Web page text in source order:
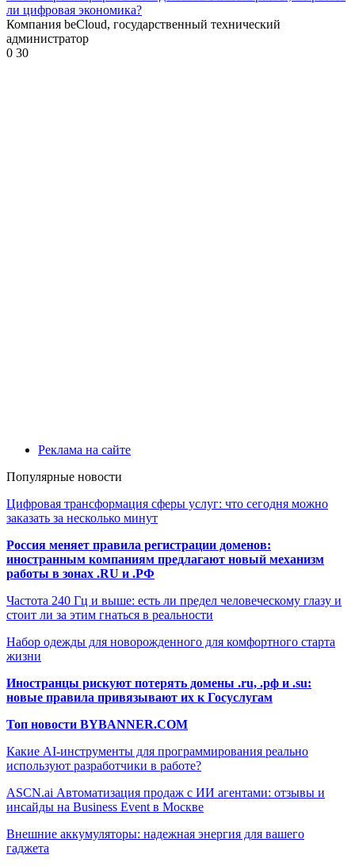
ли цифровая экономика?
Компания beCloud, государственный технический
администратор
0 30
Реклама на сайте
Популярные новости
Цифровая трансформация сферы услуг: что сегодня можно
заказать за несколько минут
Россия меняет правила регистрации доменов:
иностранным компаниям предлагают новый механизм
работы в зонах .RU и .РФ
Частота 240 Гц и выше: есть ли предел человеческому глазу и
стоит ли за этим гнаться в реальности
Набор одежды для новорожденного для комфортного старта
жизни
Иностранцы рискуют потерять домены .ru, .рф и .su:
новые правила привязывают их к Госуслугам
Топ новости BYBANNER.COM
Какие AI-инструменты для программирования реально
используют разработчики в работе?
ASCN.ai Автоматизация продаж с ИИ агентами: отзывы и
инсайды на Business Event в Москве
Внешние аккумуляторы: надежная энергия для вашего
гаджета